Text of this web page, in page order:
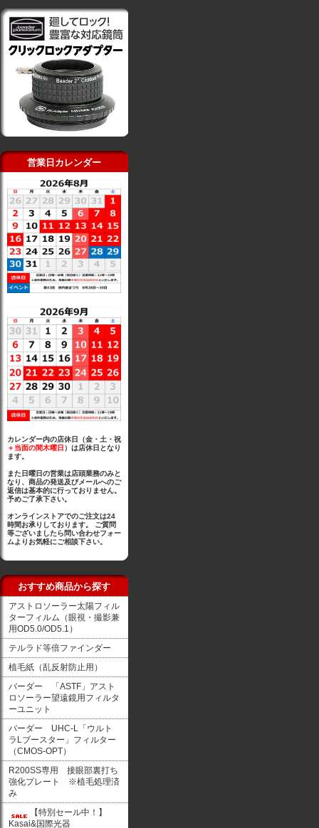
営業日カレンダー
カレンダー内の店休日（金・土・祝
＋当面の間木曜日 ）は店休日となり
ます。
また日曜日の営業は店頭業務のみと
なり、商品の発送及びメールへのご
返信は基本的に行っておりません。
予めご了承下さい。
オンラインストアでのご注文は24
時間お承りしております。 ご質問
等ございましたら問い合わせフォー
ムよりお気軽にご相談下さい。
おすすめ商品から探す
アストロソーラー太陽フィル
ターフィルム（眼視・撮影兼
用OD5.0/OD5.1）
テルラド等倍ファインダー
植毛紙（乱反射防止用）
バーダー 「ASTF」アスト
ロソーラー望遠鏡用フィルタ
ーユニット
バーダー UHC-L「ウルト
ラLブースター」フィルター
（CMOS-OPT）
R200SS専用 接眼部裏打ち
強化プレート ※植毛処理済
み
【特別セール中！】
Kasai&国際光器